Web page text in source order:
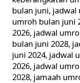
bulan juni, jadwal
umroh bulan juni
2026, jadwal
bulan juni 2028,
juni 2024, jadwal
2026, jadwal
2028, jamaah